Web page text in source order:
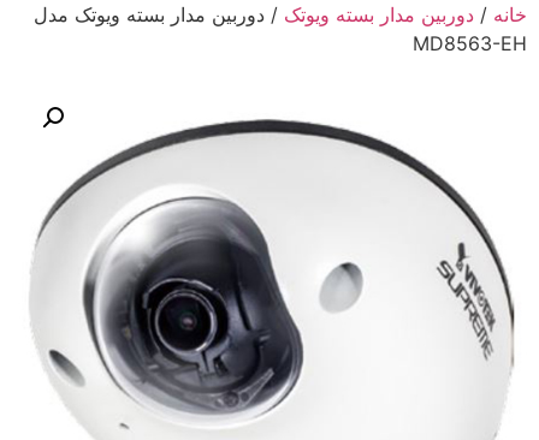
خانه / دوربین مدار بسته ویوتک / دوربین مدار بسته ویوتک مدل
MD8563-EH